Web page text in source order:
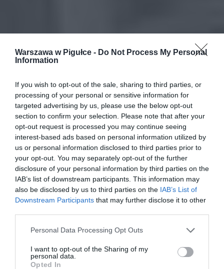
Warszawa w Pigułce - Do Not Process My Personal
Information
If you wish to opt-out of the sale, sharing to third parties, or
processing of your personal or sensitive information for
targeted advertising by us, please use the below opt-out
section to confirm your selection. Please note that after your
opt-out request is processed you may continue seeing
interest-based ads based on personal information utilized by
us or personal information disclosed to third parties prior to
your opt-out. You may separately opt-out of the further
disclosure of your personal information by third parties on the
IAB’s list of downstream participants. This information may
also be disclosed by us to third parties on the IAB’s List of
Downstream Participants that may further disclose it to other
Personal Data Processing Opt Outs
I want to opt-out of the Sharing of my
personal data.
Opted In